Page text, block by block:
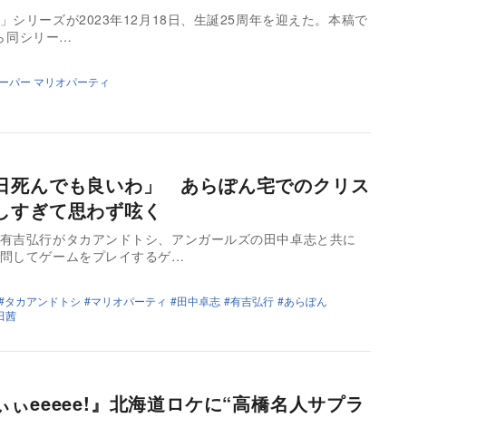
シリーズが2023年12月18日、生誕25周年を迎えた。本稿で
同シリー…
パー マリオパーティ
死んでも良いわ」 あらぽん宅でのクリス
すぎて思わず呟く
吉弘行がタカアンドトシ、アンガールズの田中卓志と共に
してゲームをプレイするゲ…
タカアンドトシ マリオパーティ 田中卓志 有吉弘行
あらぽん
茜
ぃeeeee!』北海道ロケに“高橋名人サプラ